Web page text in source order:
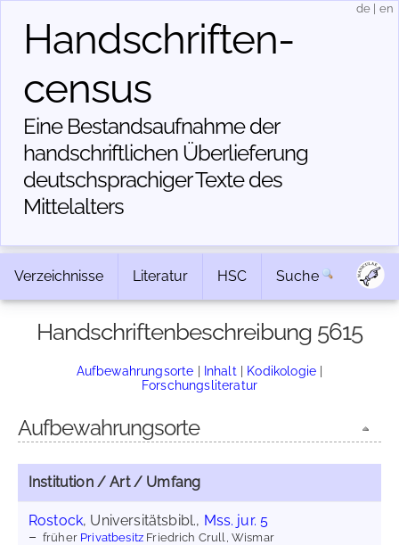
Handschriften­
census
Eine Bestandsaufnahme der
handschriftlichen Über­lieferung
deutschsprachiger Texte des
Mittelalters
de en
Verzeichnisse Literatur HSC Suche
Handschriftenbeschreibung 5615
Aufbewahrungsorte | Inhalt | Kodikologie |
Forschungsliteratur
Aufbewahrungsorte
Institution / Art / Umfang
Rostock, Universitätsbibl., Mss. jur. 5
früher Privatbesitz Friedrich Crull, Wismar